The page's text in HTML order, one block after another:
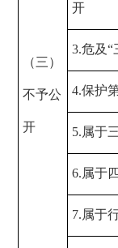
（三）
不予公
开
开
3.危及“
4.保护
5.属于
6.属于
7.属于